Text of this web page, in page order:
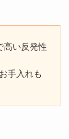
高い反発性
手入れも